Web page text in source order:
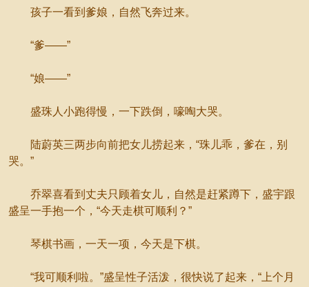
孩子一看到爹娘，自然飞奔过来。
“爹——”
“娘——”
盛珠人小跑得慢，一下跌倒，嚎啕大哭。
陆蔚英三两步向前把女儿捞起来，“珠儿乖，爹在，别
哭。”
乔翠喜看到丈夫只顾着女儿，自然是赶紧蹲下，盛宇跟
盛呈一手抱一个，“今天走棋可顺利？”
琴棋书画，一天一项，今天是下棋。
“我可顺利啦。”盛呈性子活泼，很快说了起来，“上个月